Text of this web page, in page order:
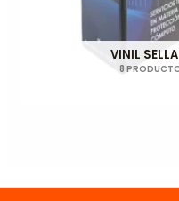
VINIL
8